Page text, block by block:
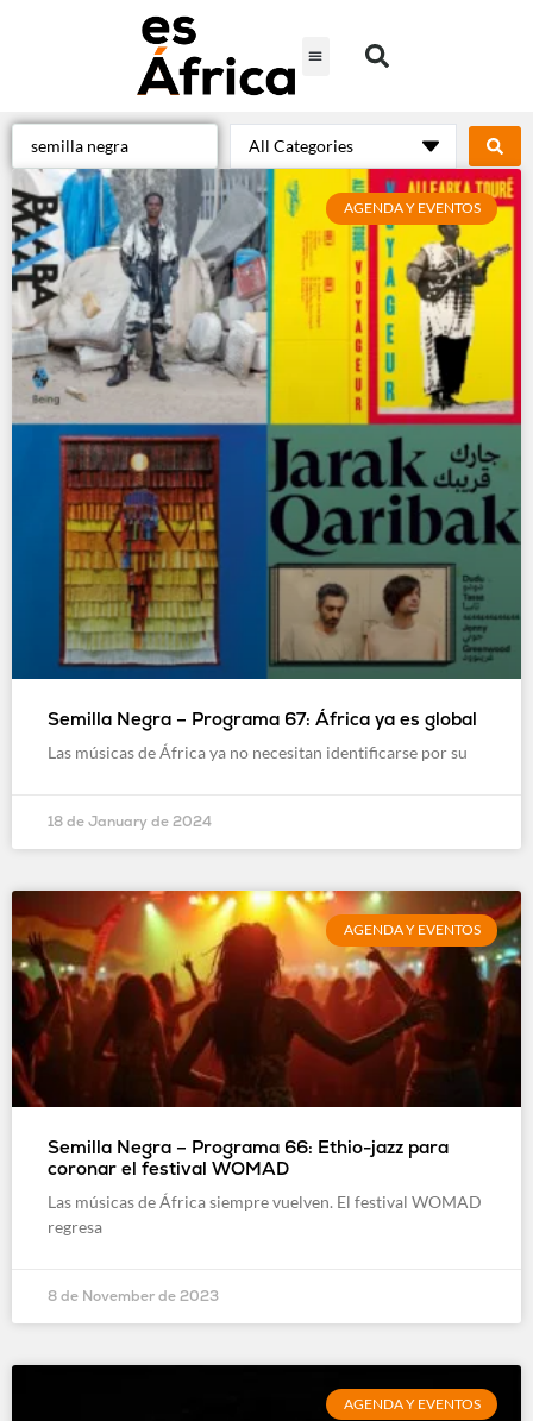
AGENDA Y EVENTOS
Semilla Negra – Programa 67: África ya es global
Las músicas de África ya no necesitan identificarse por su
18 de January de 2024
AGENDA Y EVENTOS
Semilla Negra – Programa 66: Ethio-jazz para
coronar el festival WOMAD
Las músicas de África siempre vuelven. El festival WOMAD
regresa
8 de November de 2023
AGENDA Y EVENTOS